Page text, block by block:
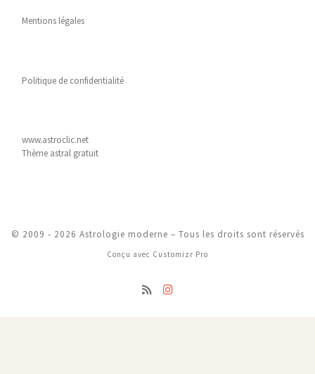
Mentions légales
Politique de confidentialité
www.astroclic.net
Thème astral gratuit
© 2009 - 2026 Astrologie moderne – Tous les droits sont réservés
Conçu avec Customizr Pro